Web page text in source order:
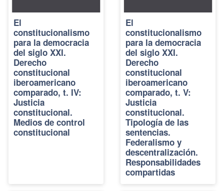
El
constitucionalismo
para la democracia
del siglo XXI.
Derecho
constitucional
iberoamericano
comparado, t. IV:
Justicia
constitucional.
Medios de control
constitucional
El
constitucionalismo
para la democracia
del siglo XXI.
Derecho
constitucional
iberoamericano
comparado, t. V:
Justicia
constitucional.
Tipología de las
sentencias.
Federalismo y
descentralización.
Responsabilidades
compartidas